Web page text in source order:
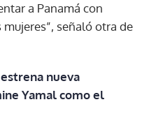
a Panamá con
señaló otra de
nueva
Yamal como el